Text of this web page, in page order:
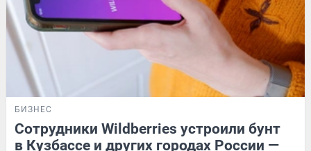
БИЗНЕС
Сотрудники Wildberries устроили бунт
в Кузбассе и других городах России —